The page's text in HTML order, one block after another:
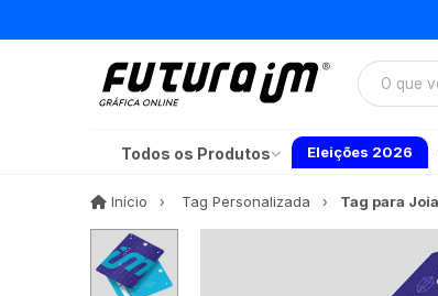
Todos os Produtos Eleições 2026
Início Início Tag Personalizada Tag para